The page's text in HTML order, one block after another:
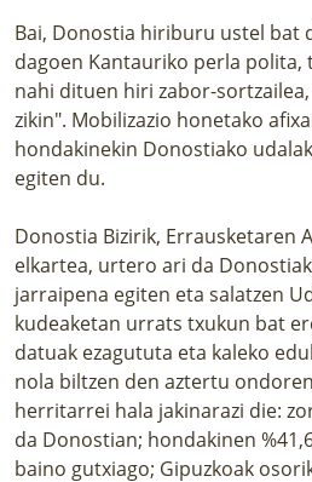
Bai, Donostia hiriburu ustel bat
dagoen Kantauriko perla
nahi dituen hiri zabor-
zikin". Mobilizazio honetako
hondakinekin Donostiako
egiten du.
Donostia Bizirik, Errausketaren
elkartea, urtero ari da
jarraipena egiten eta salatzen
kudeaketan urrats txukun bat
datuak ezagututa eta kaleko
nola biltzen den aztertu
herritarrei hala jakinarazi die:
da Donostian; hondakinen
baino gutxiago; Gipuzkoak